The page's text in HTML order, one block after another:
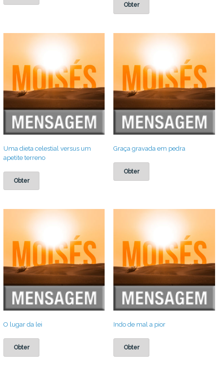
Obter
Uma dieta celestial versus um
apetite terreno
Obter
Graça gravada em pedra
Obter
O lugar da lei
Obter
Indo de mal a pior
Obter